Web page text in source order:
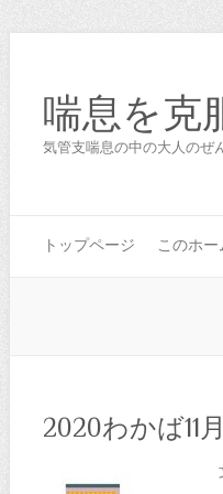
喘息を克
気管支喘息の中の大人のぜ
トップページ このホ
2020わかば11